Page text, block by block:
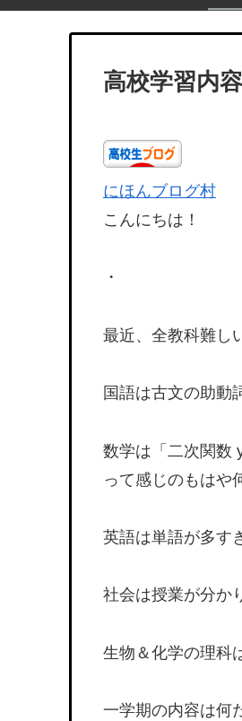
高校学習内
にほんブログ村
こんにちは！
・
最近、全教科難し
国語は古文の助動
数学は「二次関数
って感じのもはや
英語は単語が多す
社会は授業が分か
生物＆化学の理科
一学期の内容は何